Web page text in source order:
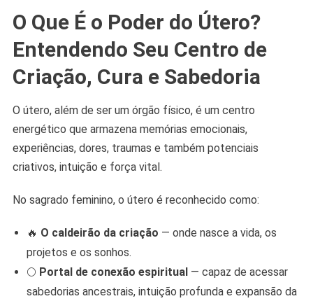
O Que É o Poder do Útero?
Entendendo Seu Centro de
Criação, Cura e Sabedoria
O útero, além de ser um órgão físico, é um centro
energético que armazena memórias emocionais,
experiências, dores, traumas e também potenciais
criativos, intuição e força vital.
No sagrado feminino, o útero é reconhecido como:
🔥 O caldeirão da criação — onde nasce a vida, os
projetos e os sonhos.
🌕 Portal de conexão espiritual — capaz de acessar
sabedorias ancestrais, intuição profunda e expansão da